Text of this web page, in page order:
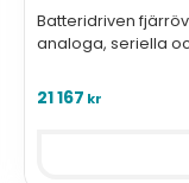
Batteridriven
analoga, seriella
21 167 kr